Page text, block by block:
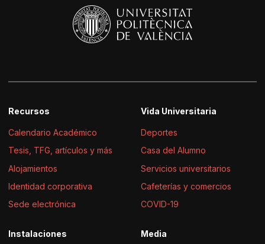
Recursos
Calendario Académico
Tesis, TFG, artículos y más
Alojamientos
Identidad corporativa
Sede electrónica
Vida Universitaria
Deportes
Casa del Alumno
Servicios universitarios
Cafeterías y comercios
COVID-19
Instalaciones Media